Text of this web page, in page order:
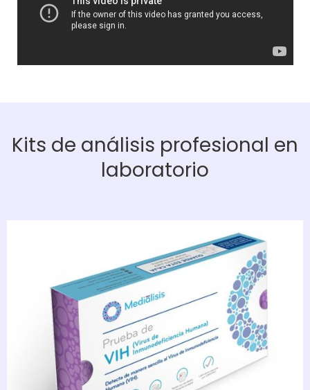
Kits de análisis profesional en
laboratorio